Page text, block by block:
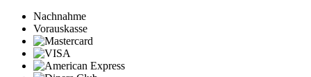
Nachnahme
Vorauskasse